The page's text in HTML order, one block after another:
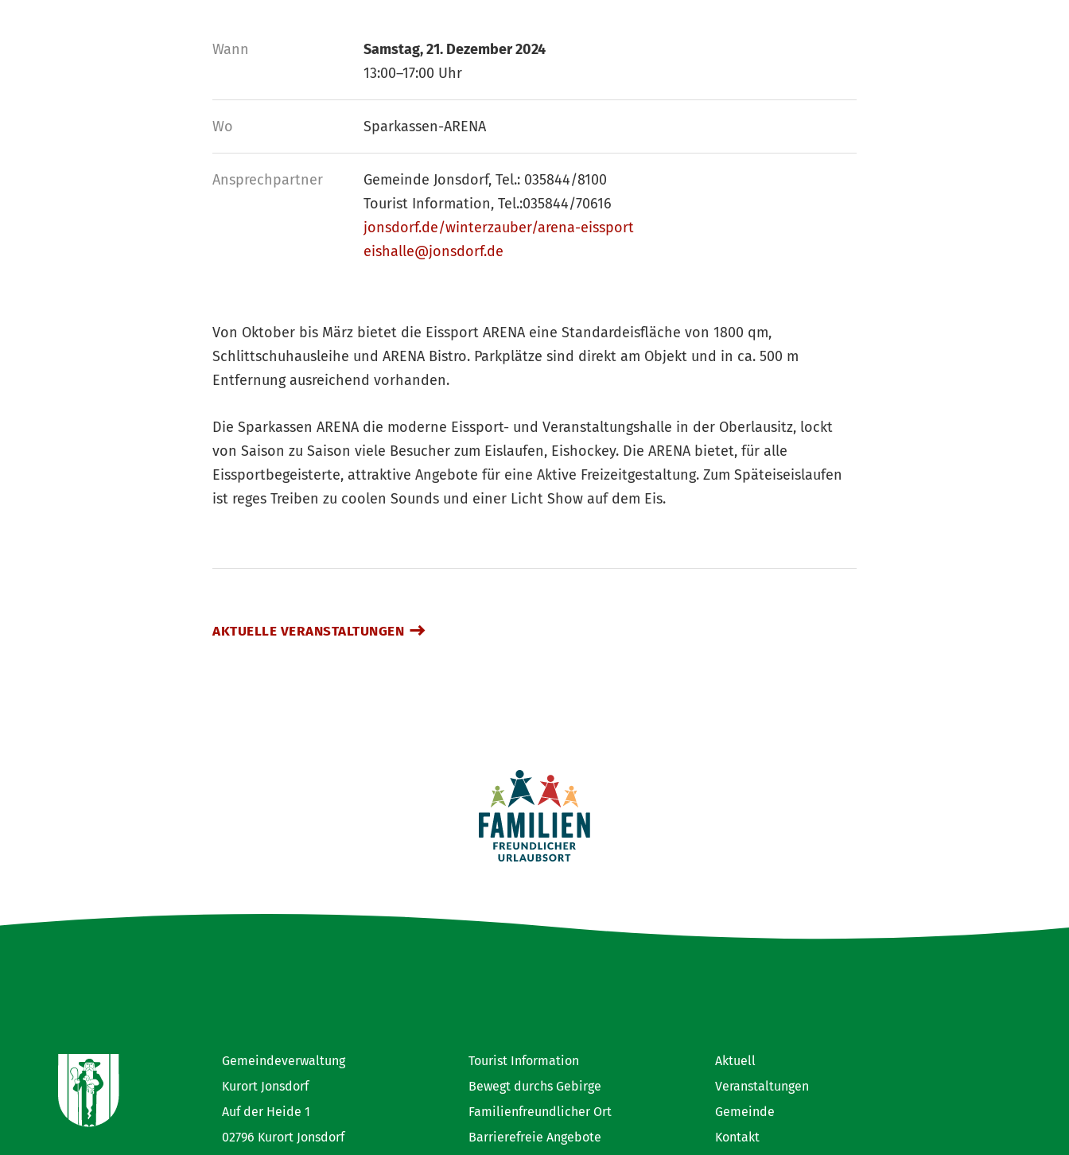
Wann
Samstag, 21. Dezember 2024
13:00–17:00 Uhr
Wo Sparkassen-ARENA
Ansprech­partner
Gemeinde Jonsdorf, Tel.: 035844/8100
Tourist Information, Tel.:035844/70616
jonsdorf.de/winterzauber/arena-eissport
eishalle@jonsdorf.de
Von Oktober bis März bietet die Eissport ARENA eine Standardeisfläche von 1800 qm,
Schlittschuhausleihe und ARENA Bistro. Parkplätze sind direkt am Objekt und in ca. 500 m
Entfernung ausreichend vorhanden.
Die Sparkassen ARENA die moderne Eissport- und Veranstaltungshalle in der Oberlausitz, lockt
von Saison zu Saison viele Besucher zum Eislaufen, Eishockey. Die ARENA bietet, für alle
Eissportbegeisterte, attraktive Angebote für eine Aktive Freizeitgestaltung. Zum Späteiseislaufen
ist reges Treiben zu coolen Sounds und einer Licht Show auf dem Eis.
AKTUELLE VERANSTALTUNGEN
Gemeindeverwaltung
Kurort Jonsdorf
Auf der Heide 1
02796 Kurort Jonsdorf
Tourist Information
Bewegt durchs Gebirge
Familienfreundlicher Ort
Barrierefreie Angebote
Aktuell
Veranstaltungen
Gemeinde
Kontakt